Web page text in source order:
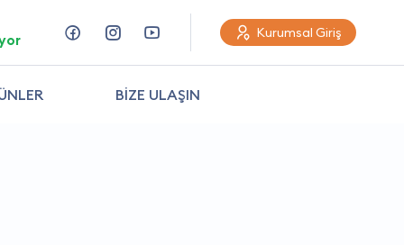
Kurumsal Giriş
BİZE ULAŞIN